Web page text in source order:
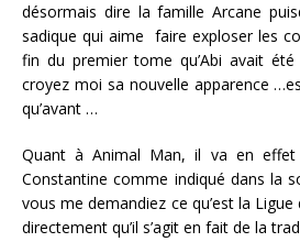
désormais dire la famille Arcane
sadique qui aime faire exploser les
fin du premier tome qu’Abi avait
croyez moi sa nouvelle apparence
qu’avant …
Quant à Animal Man, il va en effet
Constantine comme indiqué dans la
vous me demandiez ce qu’est la
directement qu’il s’agit en fait de la